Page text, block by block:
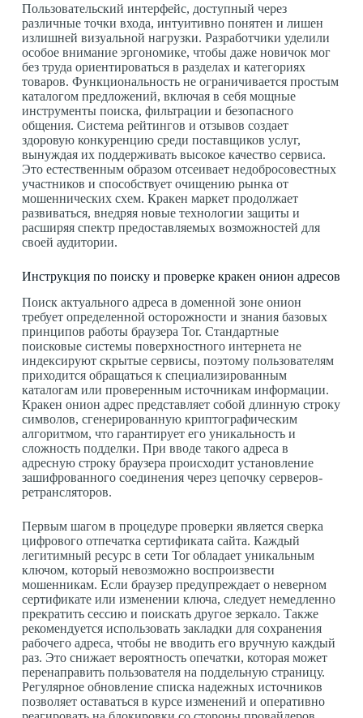
Пользовательский интерфейс, доступный через
различные точки входа, интуитивно понятен и лишен
излишней визуальной нагрузки. Разработчики уделили
особое внимание эргономике, чтобы даже новичок мог
без труда ориентироваться в разделах и категориях
товаров. Функциональность не ограничивается простым
каталогом предложений, включая в себя мощные
инструменты поиска, фильтрации и безопасного
общения. Система рейтингов и отзывов создает
здоровую конкуренцию среди поставщиков услуг,
вынуждая их поддерживать высокое качество сервиса.
Это естественным образом отсеивает недобросовестных
участников и способствует очищению рынка от
мошеннических схем. Кракен маркет продолжает
развиваться, внедряя новые технологии защиты и
расширяя спектр предоставляемых возможностей для
своей аудитории.
Инструкция по поиску и проверке кракен онион адресов
Поиск актуального адреса в доменной зоне онион
требует определенной осторожности и знания базовых
принципов работы браузера Tor. Стандартные
поисковые системы поверхностного интернета не
индексируют скрытые сервисы, поэтому пользователям
приходится обращаться к специализированным
каталогам или проверенным источникам информации.
Кракен онион адрес представляет собой длинную строку
символов, сгенерированную криптографическим
алгоритмом, что гарантирует его уникальность и
сложность подделки. При вводе такого адреса в
адресную строку браузера происходит установление
зашифрованного соединения через цепочку серверов-
ретрансляторов.
Первым шагом в процедуре проверки является сверка
цифрового отпечатка сертификата сайта. Каждый
легитимный ресурс в сети Tor обладает уникальным
ключом, который невозможно воспроизвести
мошенникам. Если браузер предупреждает о неверном
сертификате или изменении ключа, следует немедленно
прекратить сессию и поискать другое зеркало. Также
рекомендуется использовать закладки для сохранения
рабочего адреса, чтобы не вводить его вручную каждый
раз. Это снижает вероятность опечатки, которая может
перенаправить пользователя на поддельную страницу.
Регулярное обновление списка надежных источников
позволяет оставаться в курсе изменений и оперативно